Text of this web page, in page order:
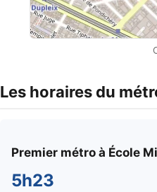
Les horaires du
Premier métro à École
5h23